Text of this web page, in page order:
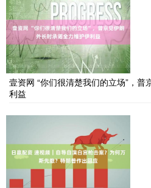
壹资网 “你们很清楚我们的立场”，
利益